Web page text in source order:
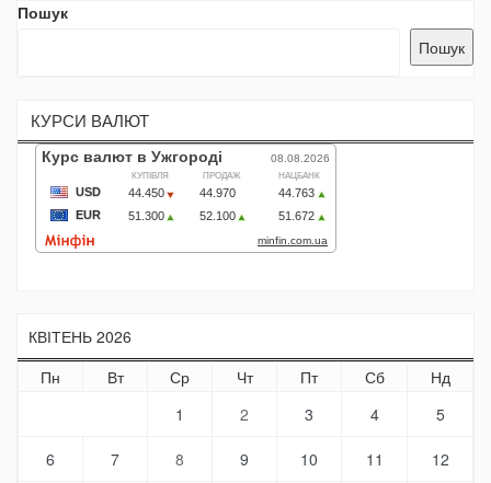
Пошук
Пошук
КУРСИ ВАЛЮТ
КВІТЕНЬ 2026
Пн
Вт Ср Чт Пт Сб
Нд
1
2 3 4 5
6 7 8 9 10 11 12